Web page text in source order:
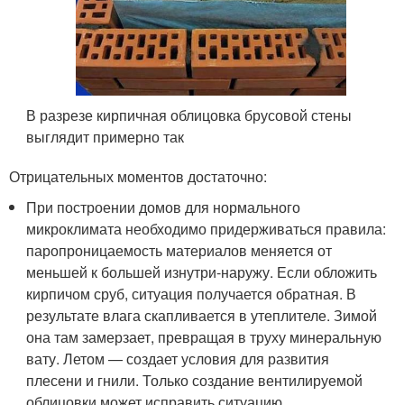
В разрезе кирпичная облицовка брусовой стены
выглядит примерно так
Отрицательных моментов достаточно:
При построении домов для нормального
микроклимата необходимо придерживаться правила:
паропроницаемость материалов меняется от
меньшей к большей изнутри-наружу. Если обложить
кирпичом сруб, ситуация получается обратная. В
результате влага скапливается в утеплителе. Зимой
она там замерзает, превращая в труху минеральную
вату. Летом — создает условия для развития
плесени и гнили. Только создание вентилируемой